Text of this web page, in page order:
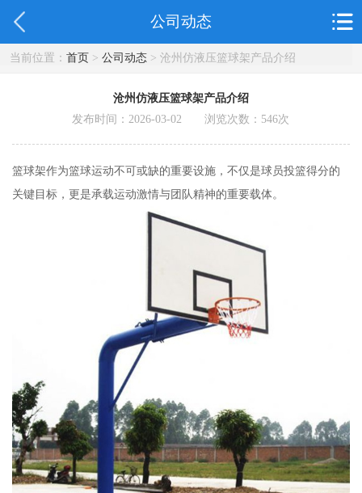
公司动态
当前位置： 首页> 公司动态> 沧州仿液压篮球架产品介绍
沧州仿液压篮球架产品介绍
发布时间：2026-03-02 浏览次数： 546次
篮球架作为篮球运动不可或缺的重要设施，不仅是球员投篮得分的
关键目标，更是承载运动激情与团队精神的重要载体。